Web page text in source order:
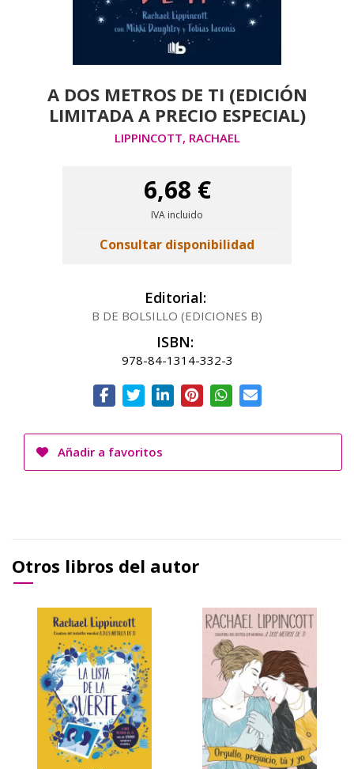
A DOS METROS DE TI (EDICIÓN
LIMITADA A PRECIO ESPECIAL)
LIPPINCOTT, RACHAEL
6,68 €
IVA incluido
Consultar disponibilidad
Editorial:
B DE BOLSILLO (EDICIONES B)
ISBN:
978-84-1314-332-3
Añadir a favoritos
Otros libros del autor